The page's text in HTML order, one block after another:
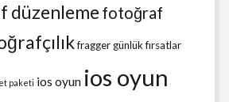
düzenleme fotoğraf
fraggergünlük fırsatlar
paketi ios oyun ios oyun